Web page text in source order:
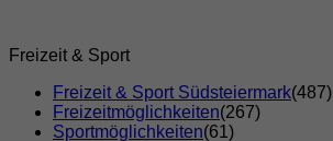
Freizeit & Sport
Freizeit & Sport Südsteiermark(487)
Freizeitmöglichkeiten(267)
Sportmöglichkeiten(61)